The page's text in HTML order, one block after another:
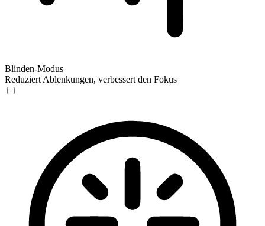
Blinden-Modus
Reduziert Ablenkungen, verbessert den Fokus